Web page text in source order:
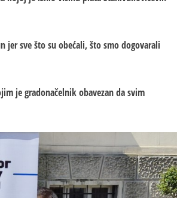
jer sve što su obećali, što smo dogovarali
je gradonačelnik obavezan da svim